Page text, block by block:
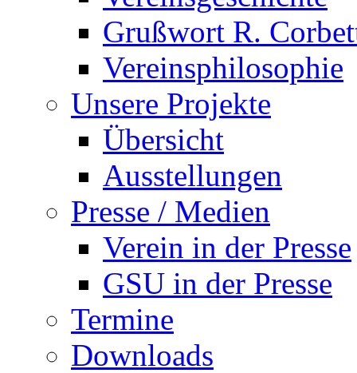
Grußwort R.
Vereinsphilosophie
Unsere Projekte
Übersicht
Ausstellungen
Presse / Medien
Verein in der Presse
GSU in der Presse
Termine
Downloads